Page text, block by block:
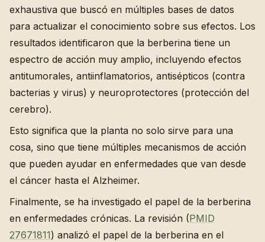
exhaustiva que buscó en múltiples bases de datos
para actualizar el conocimiento sobre sus efectos. Los
resultados identificaron que la berberina tiene un
espectro de acción muy amplio, incluyendo efectos
antitumorales, antiinflamatorios, antisépticos (contra
bacterias y virus) y neuroprotectores (protección del
cerebro).
Esto significa que la planta no solo sirve para una
cosa, sino que tiene múltiples mecanismos de acción
que pueden ayudar en enfermedades que van desde
el cáncer hasta el Alzheimer.
Finalmente, se ha investigado el papel de la berberina
en enfermedades crónicas. La revisión (PMID
27671811) analizó el papel de la berberina en el